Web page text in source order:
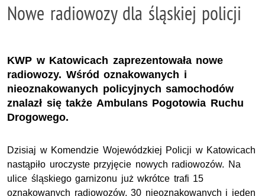
Nowe radiowozy dla śląskiej policji
KWP w Katowicach zaprezentowała nowe
radiowozy. Wśród oznakowanych i
nieoznakowanych policyjnych samochodów
znalazł się także Ambulans Pogotowia Ruchu
Drogowego.
Dzisiaj w Komendzie Wojewódzkiej Policji w Katowicach
nastąpiło uroczyste przyjęcie nowych radiowozów. Na
ulice śląskiego garnizonu już wkrótce trafi 15
oznakowanych radiowozów, 30 nieoznakowanych i jeden